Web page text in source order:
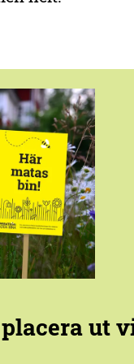
ut